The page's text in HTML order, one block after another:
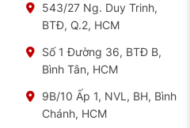
543/27 Ng. Duy Trinh,
BTĐ, Q.2, HCM
Số 1 Đường 36, BTĐ B,
Bình Tân, HCM
9B/10 Ấp 1, NVL, BH, Bình
Chánh, HCM